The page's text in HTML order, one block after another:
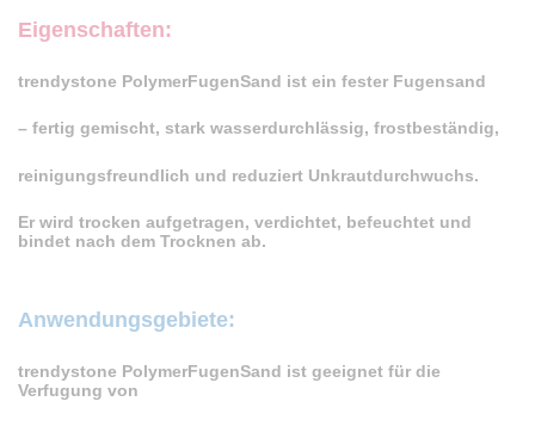
Eigenschaften:
trendystone PolymerFugenSand ist ein fester Fugensand
– fertig gemischt, stark wasserdurchlässig, frostbeständig,
reinigungsfreundlich und reduziert Unkrautdurchwuchs.
Er wird trocken aufgetragen, verdichtet, befeuchtet und
bindet nach dem Trocknen ab.
Anwendungsgebiete:
trendystone PolymerFugenSand ist geeignet für die
Verfugung von